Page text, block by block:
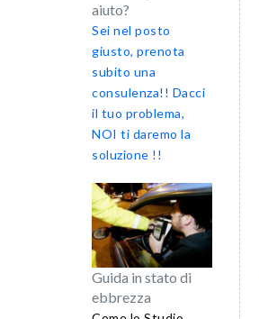
aiuto?
Sei nel posto
giusto, prenota
subito una
consulenza!! Dacci
il tuo problema,
NOI ti daremo la
soluzione !!
Guida in stato di
ebbrezza